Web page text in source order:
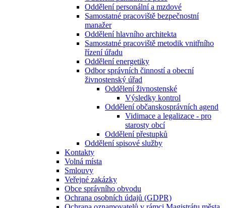
Oddělení personální a mzdové
Samostatné pracoviště bezpečnostní
manažer
Oddělení hlavního architekta
Samostatné pracoviště metodik vnitřního
řízení úřadu
Oddělení energetiky
Odbor správních činností a obecní
živnostenský úřad
Oddělení živnostenské
Výsledky kontrol
Oddělení občanskosprávních agend
Vidimace a legalizace - pro
starosty obcí
Oddělení přestupků
Oddělení spisové služby
Kontakty
Volná místa
Smlouvy
Veřejné zakázky
Obce správního obvodu
Ochrana osobních údajů (GDPR)